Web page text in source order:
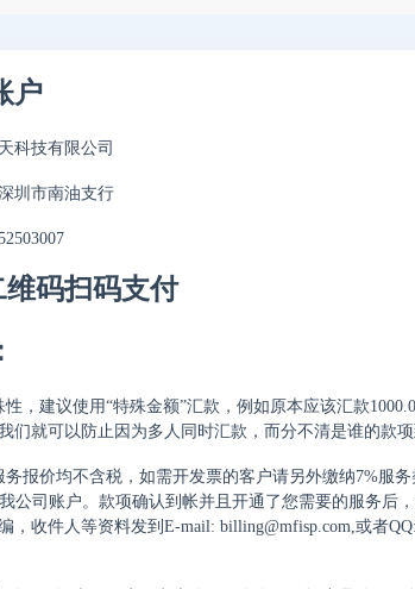
户
科技有限公司
圳市南油支行
码扫码支付
，建议使用“特殊金额”汇款，例如原本应该汇款
们就可以防止因为多人同时汇款，而分不清是谁的款
报价均不含税，如需开发票的客户请另外缴纳7%服
公司账户。款项确认到帐并且开通了您需要的服务后
，收件人等资料发到E-mail: billing@mfisp.com,或者